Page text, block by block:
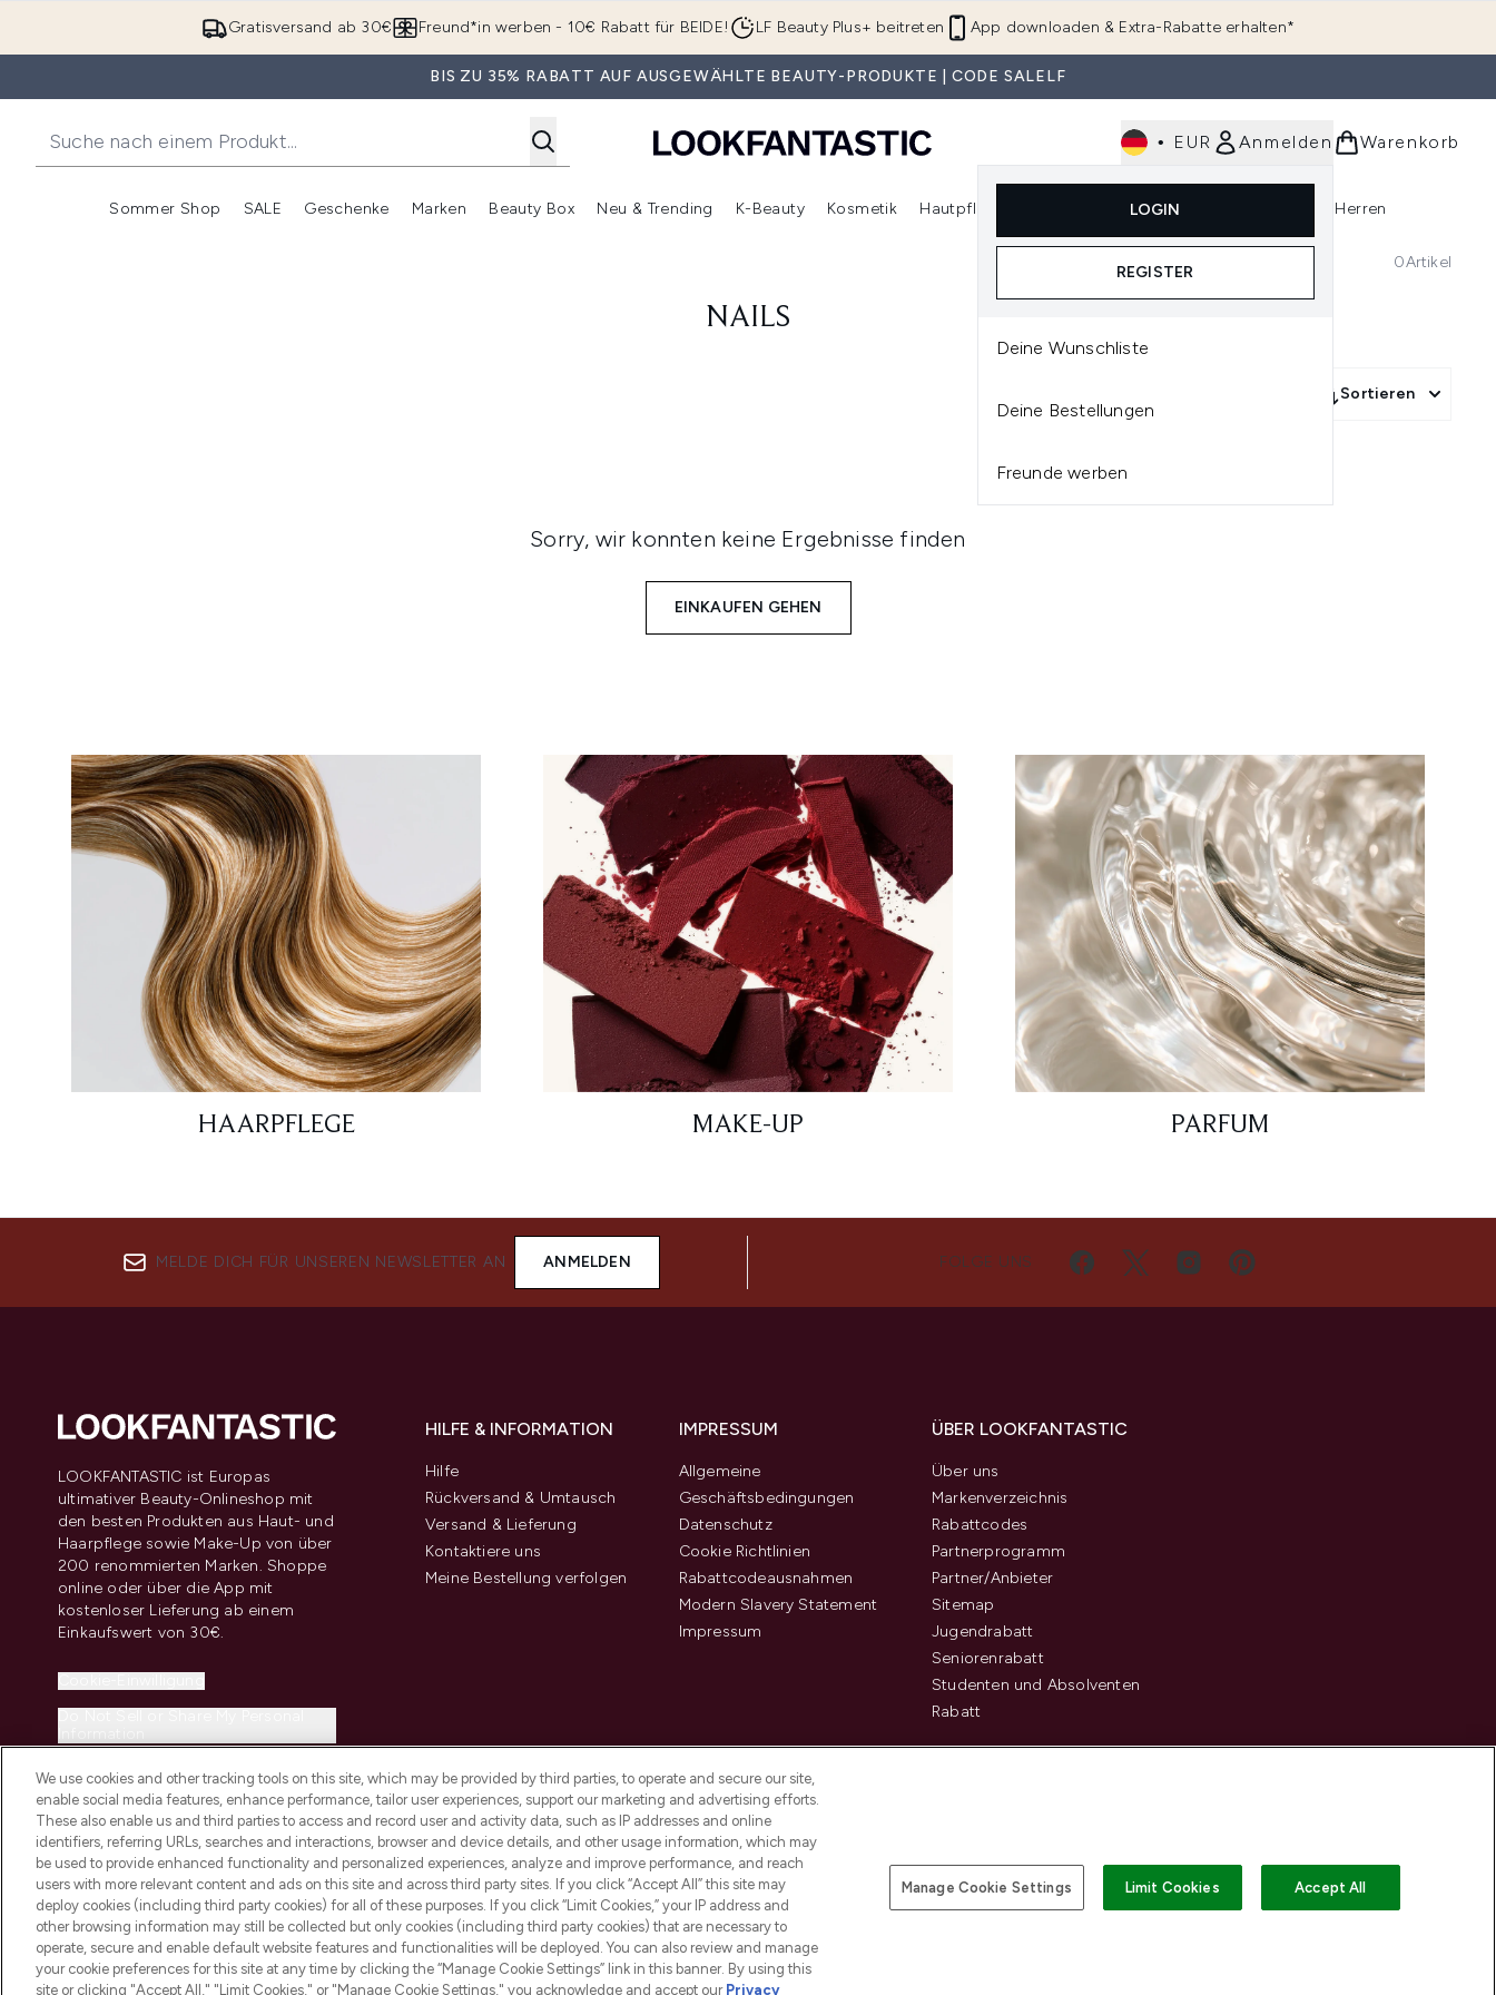
Zum Hauptinhalt springen
Gratisversand ab 30€ App downloaden & Extra-Rabatte erhalten*
Freund*in werben - 10€ Rabatt für BEIDE! LF Beauty Plus+ beitreten
BIS ZU 35% RABATT AUF AUSGEWÄHLTE BEAUTY-PRODUKTE | CODE SALELF
• EUR Anmelden
LOGIN
REGISTER
Deine Wunschliste
Deine Bestellungen
Freunde werben
Warenkorb
Sommer Shop
Untermenü Anmelden (Sommer Shop)
SALE
Untermenü Anmelden (SALE)
Geschenke
Untermenü Anmelden (Geschenke)
Marken
Untermenü Anmelden (Marken)
Beauty Box
Untermenü Anmelden (Beauty Box)
Neu & Trending
Untermenü Anmelden (Neu & Trending)
K-Beauty Kosmetik
Untermenü Anmelden (Kosmetik)
Hautpflege
Untermenü Anmelden (Haarpflege)
Parfum
Untermenü Anmelden (Parfum)
Herren
0Artikel
NAILS
Sortieren
Sorry, wir konnten keine Ergebnisse finden
EINKAUFEN GEHEN
HAARPFLEGE MAKE-UP PARFUM
MELDE DICH FÜR UNSEREN NEWSLETTER AN ANMELDEN FOLGE UNS
LOOKFANTASTIC ist Europas
ultimativer Beauty-Onlineshop mit
den besten Produkten aus Haut- und
Haarpflege sowie Make-Up von über
200 renommierten Marken. Shoppe
online oder über die App mit
kostenloser Lieferung ab einem
Einkaufswert von 30€.
HILFE & INFORMATION
Hilfe
Rückversand & Umtausch
Versand & Lieferung
Kontaktiere uns
Meine Bestellung verfolgen
IMPRESSUM
Allgemeine
Geschäftsbedingungen
Datenschutz
Cookie Richtlinien
Rabattcodeausnahmen
Modern Slavery Statement
Impressum
ÜBER LOOKFANTASTIC
Über uns
Markenverzeichnis
Rabattcodes
Partnerprogramm
Partner/Anbieter
Sitemap
Jugendrabatt
Seniorenrabatt
Studenten und Absolventen
Rabatt
2026 THG Beauty Europe GmbH Maximilianstrasse 54 80538 Munich Pay Securely With
We use cookies and other tracking tools on this site, which may be provided by third parties, to operate and secure our site,
enable social media features, enhance performance, tailor user experiences, support our marketing and advertising efforts.
These also enable us and third parties to access and record user and activity data, such as IP addresses and online
identifiers, referring URLs, searches and interactions, browser and device details, and other usage information, which may
be used to provide enhanced functionality and personalized experiences, analyze and improve performance, and reach
users with more relevant content and ads on this site and across third party sites. If you click “Accept All” this site may
deploy cookies (including third party cookies) for all of these purposes. If you click “Limit Cookies,” your IP address and
other browsing information may still be collected but only cookies (including third party cookies) that are necessary to
operate, secure and enable default website features and functionalities will be deployed. You can also review and manage
your cookie preferences for this site at any time by clicking the “Manage Cookie Settings” link in this banner. By using this
site or clicking "Accept All," "Limit Cookies," or "Manage Cookie Settings," you acknowledge and accept our Privacy
Manage Cookie Settings Limit Cookies Accept All